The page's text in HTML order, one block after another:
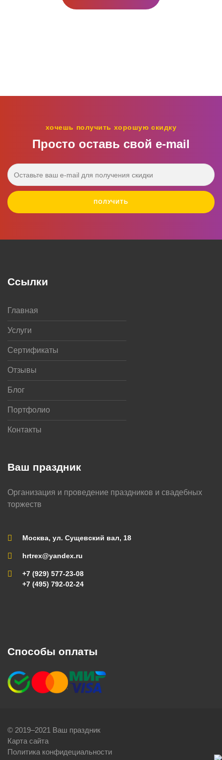
хочешь получить хорошую скидку
Просто оставь свой e‑mail
ПОЛУЧИТЬ
Ваш праздник
Организация и проведение праздников и свадебных
торжеств
Москва, ул. Сущевский вал, 18
hrtrex@yandex.ru
+7 (929) 577-23-08
+7 (495) 792-02-24
Ссылки
Главная
Услуги
Сертификаты
Отзывы
Блог
Портфолио
Контакты
Способы оплаты
© 2019–2021 Ваш праздник
Карта сайта
Политика конфидециальности